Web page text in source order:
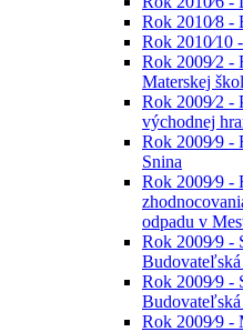
Rok 2010⁄8 -
Rok 2010⁄10
Rok 2009⁄2 -
Materskej
Rok 2009⁄2 -
východnej
Rok 2009⁄9 -
Snina
Rok 2009⁄9 -
odpadu v
Rok 2009⁄9 -
Budovateľská
Rok 2009⁄9 -
Budovateľská
Rok 2009⁄9 -